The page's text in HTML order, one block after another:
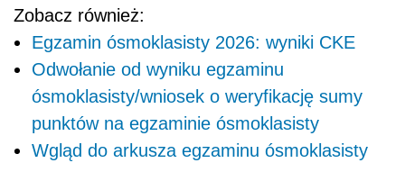
Zobacz również:
Egzamin ósmoklasisty 2026: wyniki CKE
Odwołanie od wyniku egzaminu
ósmoklasisty/wniosek o weryfikację sumy
punktów na egzaminie ósmoklasisty
Wgląd do arkusza egzaminu ósmoklasisty